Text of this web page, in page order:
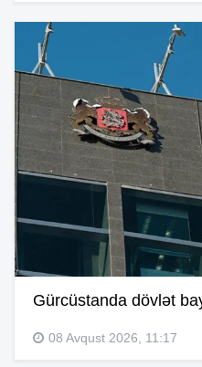
Gürcüstanda dövlət
08 Avqust 2026, 11:17